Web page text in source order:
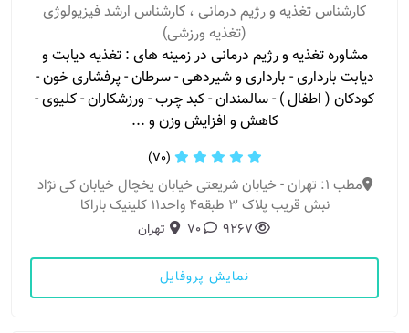
کارشناس تغذیه و رژیم درمانی ، کارشناس ارشد فیزیولوژی
(تغذیه ورزشی)
مشاوره تغذیه و رژیم درمانی در زمینه های : تغذیه دیابت و
دیابت بارداری - بارداری و شیردهی - سرطان - پرفشاری خون -
کودکان ( اطفال ) - سالمندان - کبد چرب - ورزشکاران - کلیوی -
کاهش و افزایش وزن و ...
(70)
مطب 1: تهران - خیابان شریعتی خیابان یخچال خیابان کی نژاد
نبش قریب پلاک ۳ طبقه۴ واحد۱۱ کلینیک باراکا
9267
70 تهران
نمایش پروفایل